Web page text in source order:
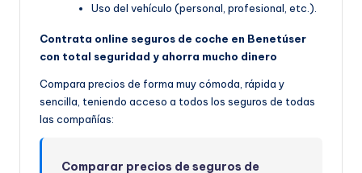
Uso del vehículo (personal, profesional, etc.).
Contrata online seguros de coche en Benetúser
con total seguridad y ahorra mucho dinero
Compara precios de forma muy cómoda, rápida y
sencilla, teniendo acceso a todos los seguros de todas
las compañías:
Comparar precios de seguros de